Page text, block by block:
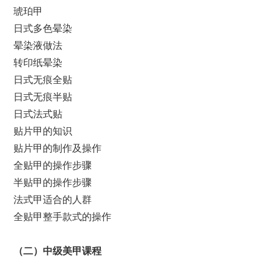
琥珀甲
日式多色晕染
晕染液做法
转印纸晕染
日式无痕全贴
日式无痕半贴
日式法式贴
贴片甲的知识
贴片甲的制作及操作
全贴甲的操作步骤
半贴甲的操作步骤
法式甲适合的人群
全贴甲整手款式的操作
（二） 中级美甲课程